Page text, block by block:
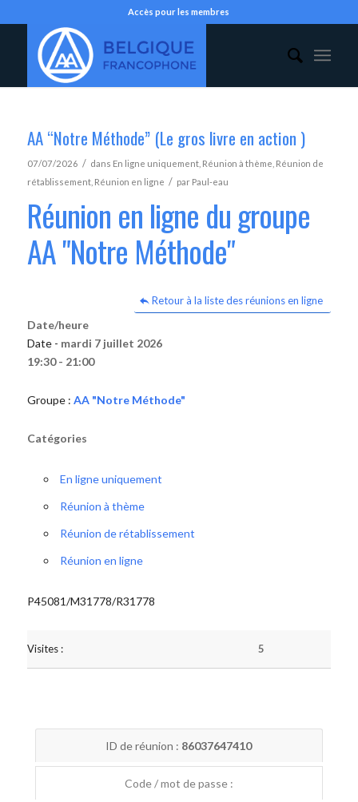
Accès pour les membres
AA “Notre Méthode” (Le gros livre en action )
07/07/2026 / dans En ligne uniquement, Réunion à thème Réunion de
rétablissement, Réunion en ligne / par Paul-eau
Réunion en ligne du groupe
AA "Notre Méthode"
Retour à la liste des réunions en ligne
Date/heure
Date - mardi 7 juillet 2026
19:30 - 21:00
Groupe : AA "Notre Méthode"
Catégories
En ligne uniquement
Réunion à thème
Réunion de rétablissement
Réunion en ligne
P45081/M31778/R31778
Visites : 5
ID de réunion : 86037647410
Code / mot de passe :